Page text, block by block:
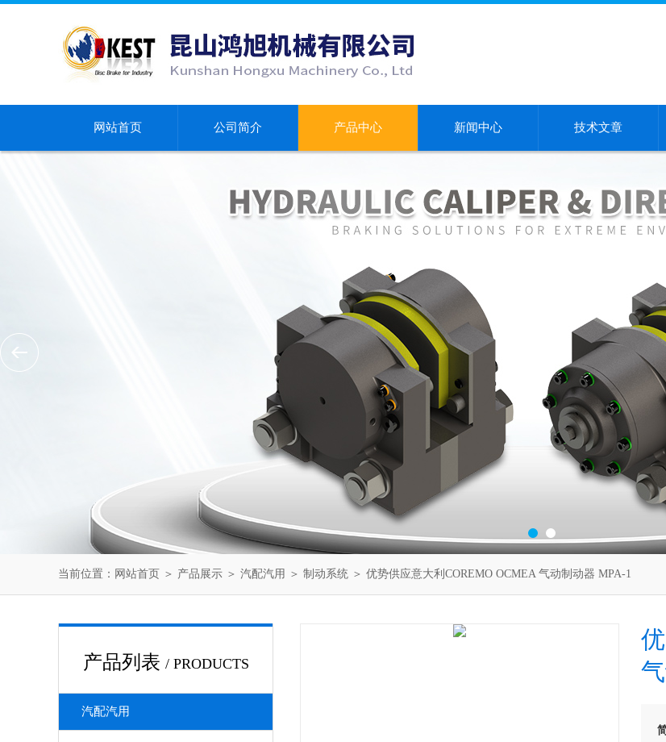
网站首页 公司简介 产品中心 新闻中心 技术文章
当前位置： 网站首页 ＞ 产品展示 ＞ 汽配汽用 ＞ 制动系统 ＞ 优势供应意大利COREMO OCMEA 气动制动器 MPA-1
产品列表 / PRODUCTS
汽配汽用